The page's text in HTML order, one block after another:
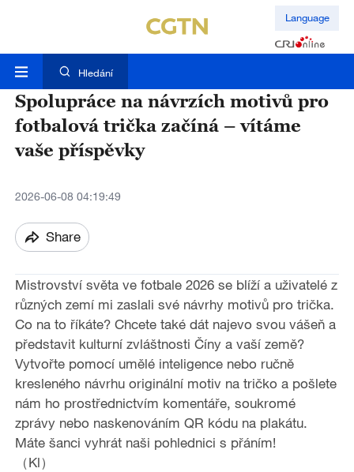
Language
Hledání
Spolupráce na návrzích motivů pro
fotbalová trička začíná – vítáme
vaše příspěvky
2026-06-08 04:19:49
Share
Mistrovství světa ve fotbale 2026 se blíží a uživatelé z
různých zemí mi zaslali své návrhy motivů pro trička.
Co na to říkáte? Chcete také dát najevo svou vášeň a
představit kulturní zvláštnosti Číny a vaší země?
Vytvořte pomocí umělé inteligence nebo ručně
kresleného návrhu originální motiv na tričko a pošlete
nám ho prostřednictvím komentáře, soukromé
zprávy nebo naskenováním QR kódu na plakátu.
Máte šanci vyhrát naši pohlednici s přáním!
（Kl）